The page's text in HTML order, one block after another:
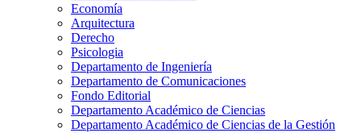
Economía
Arquitectura
Derecho
Psicologia
Departamento de Ingeniería
Departamento de Comunicaciones
Fondo Editorial
Departamento Académico de Ciencias
Departamento Académico de Ciencias de la Gestión